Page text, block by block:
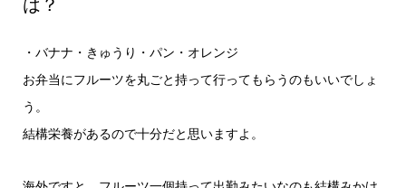
は？
・バナナ・きゅうり・パン・オレンジ
お弁当にフルーツを丸ごと持って行ってもらうのもいいでしょ
う。
結構栄養があるので十分だと思いますよ。